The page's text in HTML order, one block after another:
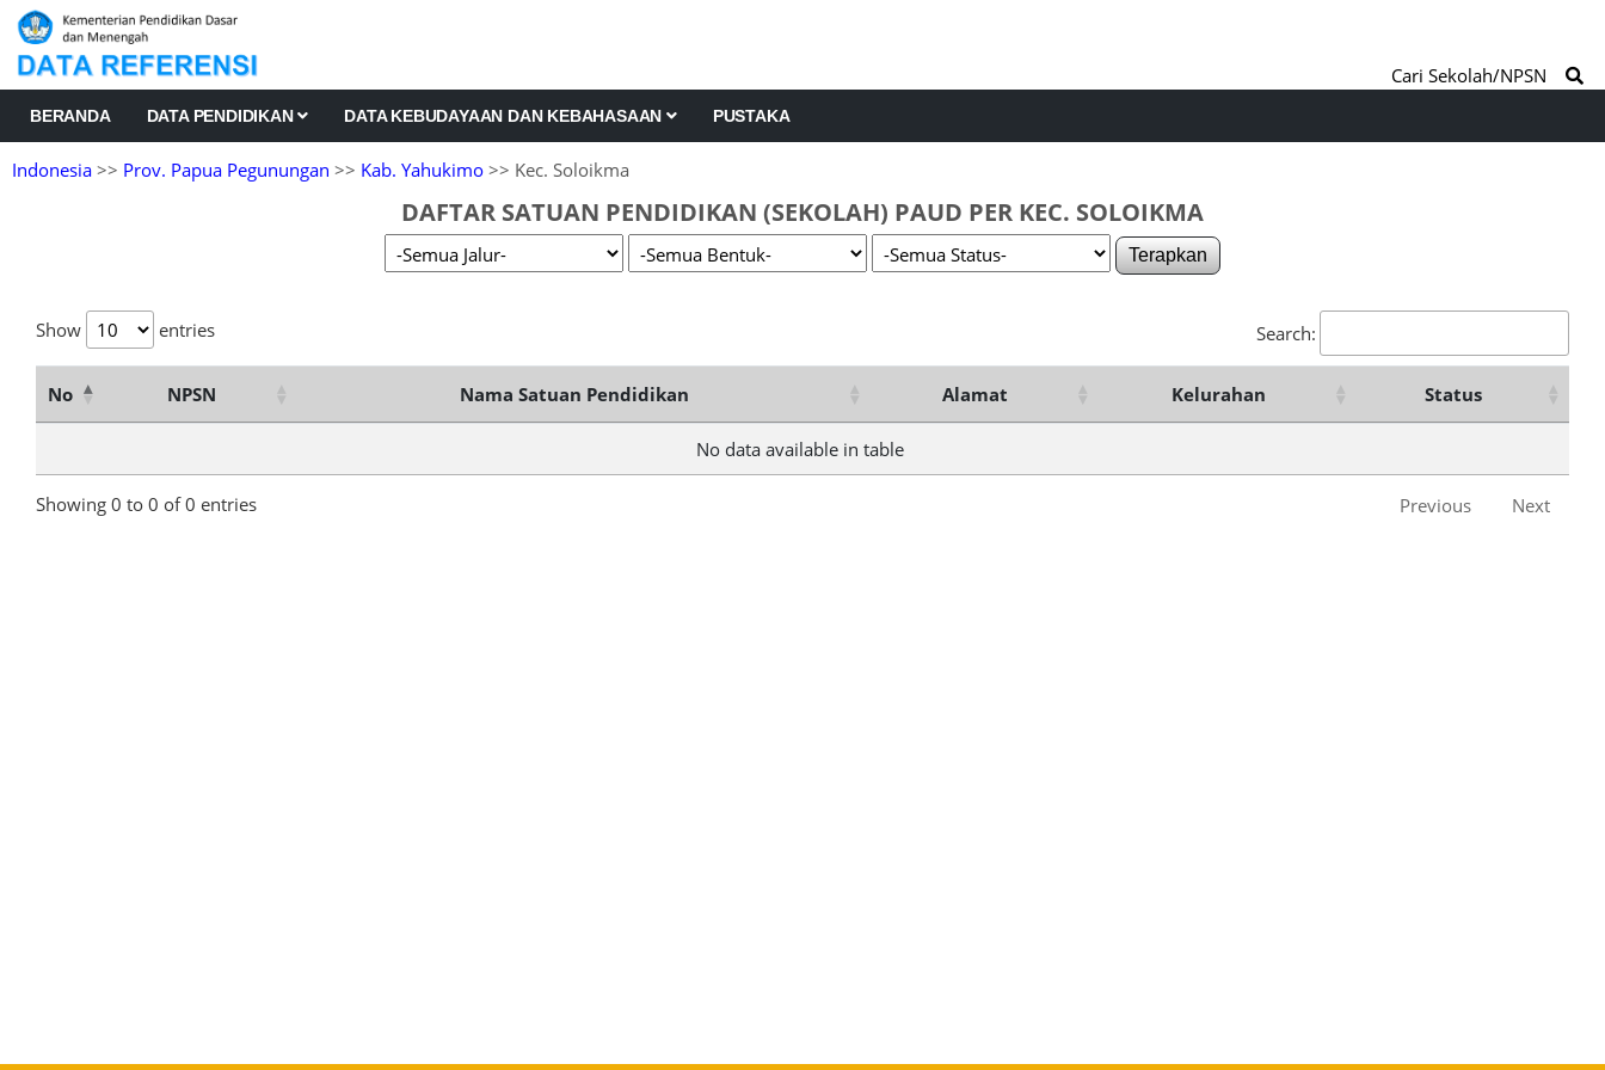
BERANDA DATA PENDIDIKAN DATA KEBUDAYAAN DAN KEBAHASAAN PUSTAKA
Cari Sekolah/NPSN
Indonesia >> Prov. Papua Pegunungan >> Kab. Yahukimo >> Kec. Soloikma
DAFTAR SATUAN PENDIDIKAN (SEKOLAH) PAUD PER KEC. SOLOIKMA
Terapkan
Show entries Search:
No NPSN Nama Satuan Pendidikan Alamat Kelurahan Status
No data available in table
Showing 0 to 0 of 0 entries Previous Next